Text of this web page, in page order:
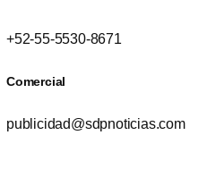
+52-55-5530-8671
Comercial
publicidad@sdpnoticias.com